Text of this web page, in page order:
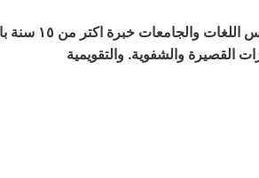
خبرة اكتر من ١٥ سنة بالكويت
القصيرة والشفوية. والتقويمية